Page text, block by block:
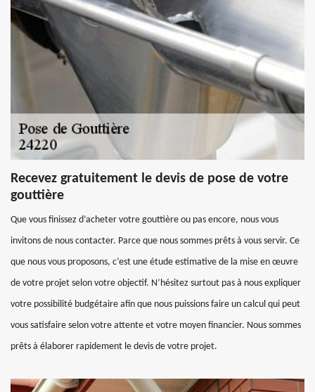
Recevez gratuitement le devis de pose de votre
gouttière
Que vous finissez d’acheter votre gouttière ou pas encore, nous vous
invitons de nous contacter. Parce que nous sommes prêts à vous servir. Ce
que nous vous proposons, c’est une étude estimative de la mise en œuvre
de votre projet selon votre objectif. N’hésitez surtout pas à nous expliquer
votre possibilité budgétaire afin que nous puissions faire un calcul qui peut
vous satisfaire selon votre attente et votre moyen financier. Nous sommes
prêts à élaborer rapidement le devis de votre projet.